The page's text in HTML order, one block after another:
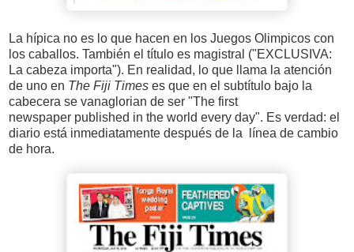
La hípica no es lo que hacen en los Juegos Olimpicos con
los caballos. También el título es magistral ("EXCLUSIVA:
La cabeza importa"). En realidad, lo que llama la atención
de uno en The Fiji Times es que en el subtítulo bajo la
cabecera se vanaglorian de ser "The first
newspaper published in the world every day". Es verdad: el
diario está inmediatamente después de la línea de cambio
de hora.